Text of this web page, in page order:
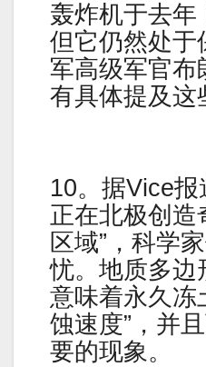
轰炸机于去年
但它仍然处于
军高级军官布
有具体提及这
10。据Vice
正在北极创造
区域”，科学
忧。地质多边
意味着永久冻
蚀速度”，并
要的现象。